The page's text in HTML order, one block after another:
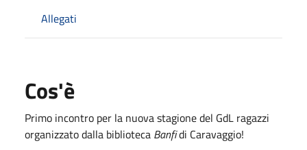
Allegati
Cos'è
Primo incontro per la nuova stagione del GdL ragazzi
organizzato dalla biblioteca Banfidi Caravaggio!